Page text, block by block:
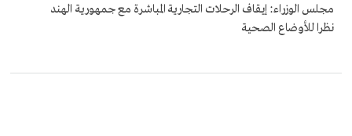
مجلس الوزراء: إيقاف الرحلات التجارية المباشرة مع جمهورية الهند
نظرا للأوضاع الصحية